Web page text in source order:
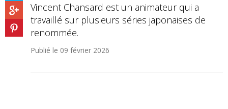
Vincent Chansard est un animateur qui a
travaillé sur plusieurs séries japonaises de
renommée.
Publié le 09 février 2026